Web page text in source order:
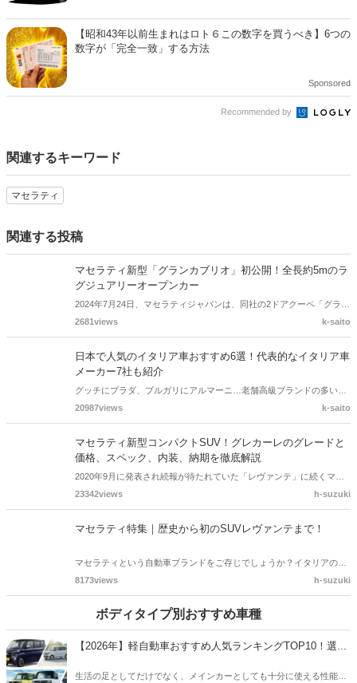
【昭和43年以前生まれはロト６この数字を買うべき】6つの
数字が「完全一致」する方法
Recommended by
マセラティ新型「グランカブリオ」初公開！全長約5mのラ
グジュアリーオープンカー
2024年7月24日、マセラティジャパンは、同社の2ドアクーペ「グラン
トゥーリズモ」をベースとした4シーターオープントップ新型「グラ
ンカブリオ トロフェオ」を日本初公開しました。デリバリー開始は第
2681views k-saito
日本で人気のイタリア車おすすめ6選！代表的なイタリア車
メーカー7社も紹介
グッチにプラダ、ブルガリにアルマーニ…老舗高級ブランドの多いイ
タリアですが、イタリアブランドの車も目を引くデザインで個性とセ
ンスが光ります。そんなイタリア車、一度は乗ってみたいものですよ
情報とあわせて紹介します。
20987views k-saito
マセラティ新型コンパクトSUV！グレカーレのグレードと
価格、スペック、内装、納期を徹底解説
2020年9月に発表され続報が待たれていた「レヴァンテ」に続くマセ
ラティ第2のSUV「グレカーレ」についてまとめました。そのスペッ
ク、価格、内装、納期などを徹底解説します。
23342views h-suzuki
マセラティ特集｜歴史から初のSUVレヴァンテまで！
級スポーツカーメーカーです。このマセラティが、SUVを発売し、大
きな人気を得ています。今回は、マセラティの歴史と、そこから生ま
8173views h-suzuki
ボディタイプ別おすすめ車種
【2026年】軽自動車おすすめ人気ランキングTOP10！選...
持った「軽自動車」。「そろそろ車の買い替え時期だけれど、どの車
k-saito